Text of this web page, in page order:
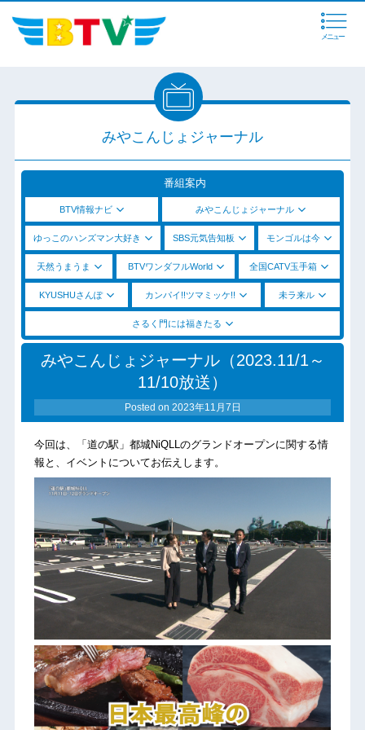
メニュー
みやこんじょジャーナル
番組案内
BTV情報ナビ みやこんじょジャーナル
ゆっこのハンズマン大好き SBS元気告知板 モンゴルは今
天然うまうま BTVワンダフルWorld 全国CATV玉手箱
KYUSHUさんぽ カンパイ!!ツマミッケ!! 未ラ来ル
さるく門には福きたる
みやこんじょジャーナル（2023.11/1～
11/10放送）
Posted on 2023年11月7日
今回は、「道の駅」都城NiQLLのグランドオープンに関する情
報と、イベントについてお伝えします。